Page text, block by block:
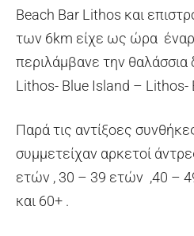
Beach Bar Lithos και
των 6km είχε ως ώρα
περιλάμβανε την
Lithos- Blue Island – Lithos-
Παρά τις αντίξοες
συμμετείχαν αρκετοί
ετών , 30 – 39 ετών ,40 –
και 60+ .